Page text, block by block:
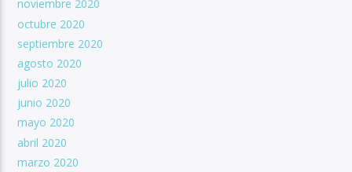
noviembre 2020
octubre 2020
septiembre 2020
agosto 2020
julio 2020
junio 2020
mayo 2020
abril 2020
marzo 2020